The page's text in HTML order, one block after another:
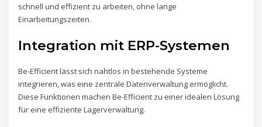
schnell und effizient zu arbeiten, ohne lange
Einarbeitungszeiten.
Integration mit ERP-Systemen
Be-Efficient lässt sich nahtlos in bestehende Systeme
integrieren, was eine zentrale Datenverwaltung ermöglicht.
Diese Funktionen machen Be-Efficient zu einer idealen Lösung
für eine effiziente Lagerverwaltung.